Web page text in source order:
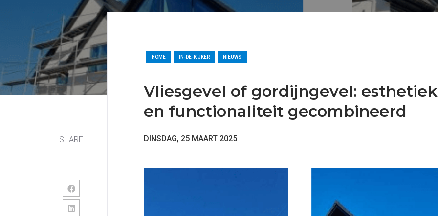
SHARE
HOME IN-DE-KIJKER NIEUWS
Vliesgevel of gordijngevel: esthetiek
en functionaliteit gecombineerd
DINSDAG, 25 MAART 2025